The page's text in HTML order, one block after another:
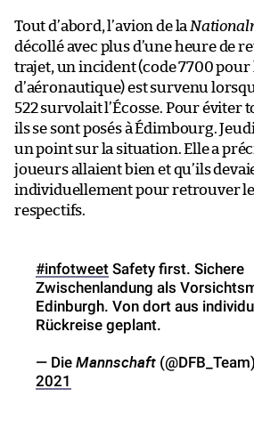
Tout d’abord, l’avion de la
décollé avec plus d’une heure de
trajet, un incident (code 7700 pour
d’aéronautique) est survenu
522 survolait l’Écosse. Pour éviter
ils se sont posés à Édimbourg.
un point sur la situation. Elle a
joueurs allaient bien et qu’ils
individuellement pour retrouver
respectifs.
#infotweet Safety first. Sichere
Zwischenlandung als
Edinburgh. Von dort aus
Rückreise geplant.
— Die Mannschaft (@DFB_Team)
2021